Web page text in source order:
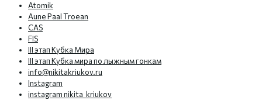
Atomik
Aune Paal Troean
CAS
FIS
III этап Кубка Мира
III этап Кубка мира по лыжным гонкам
info@nikitakriukov.ru
Instagram
instagram nikita_kriukov